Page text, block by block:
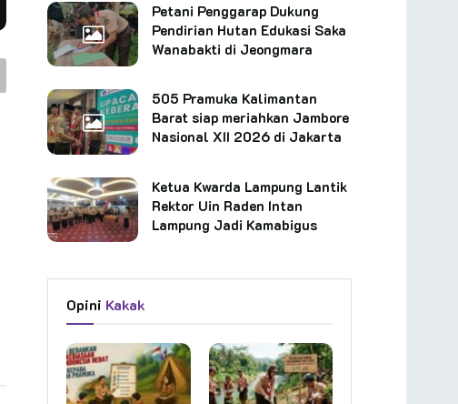
Petani Penggarap Dukung
Pendirian Hutan Edukasi Saka
Wanabakti di Jeongmara
505 Pramuka Kalimantan
Barat siap meriahkan Jambore
Nasional XII 2026 di Jakarta
Ketua Kwarda Lampung Lantik
Rektor Uin Raden Intan
Lampung Jadi Kamabigus
Opini Kakak